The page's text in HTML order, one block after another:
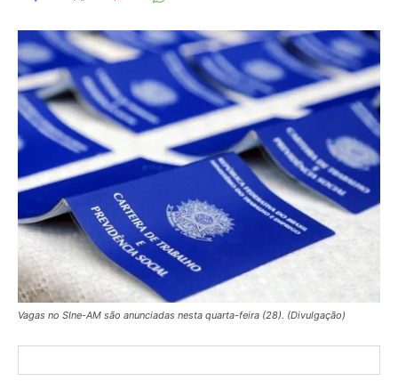
Vagas no SIne-AM são anunciadas nesta quarta-feira (28). (Divulgação)